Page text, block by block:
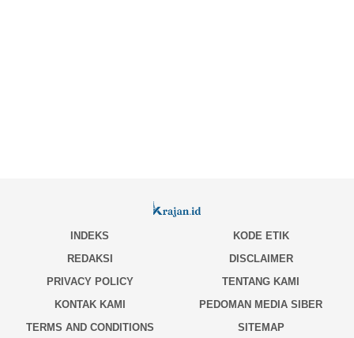
INDEKS
KODE ETIK
REDAKSI
DISCLAIMER
PRIVACY POLICY
TENTANG KAMI
KONTAK KAMI
PEDOMAN MEDIA SIBER
TERMS AND CONDITIONS
SITEMAP